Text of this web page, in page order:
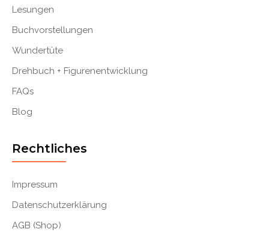
Lesungen
Buchvorstellungen
Wundertüte
Drehbuch + Figurenentwicklung
FAQs
Blog
Rechtliches
Impressum
Datenschutzerklärung
AGB (Shop)